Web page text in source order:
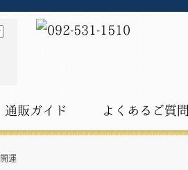
通販ガイド よくあるご質問
開運